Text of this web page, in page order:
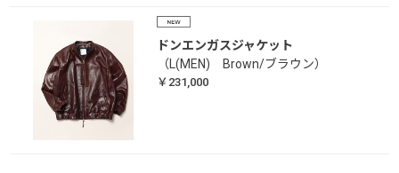
ドンエンガスジャケット
（L(MEN) Brown/ブラウン）
￥231,000